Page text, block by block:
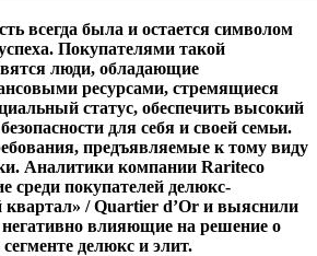
всегда была и остается символом
Покупателями такой
люди, обладающие
ресурсами, стремящиеся
статус, обеспечить высокий
для себя и своей семьи.
предъявляемые к тому виду
Аналитики компании Rariteco
среди покупателей делюкс-
квартал» / Quartier d’Or и выяснили
влияющие на решение о
делюкс и элит.